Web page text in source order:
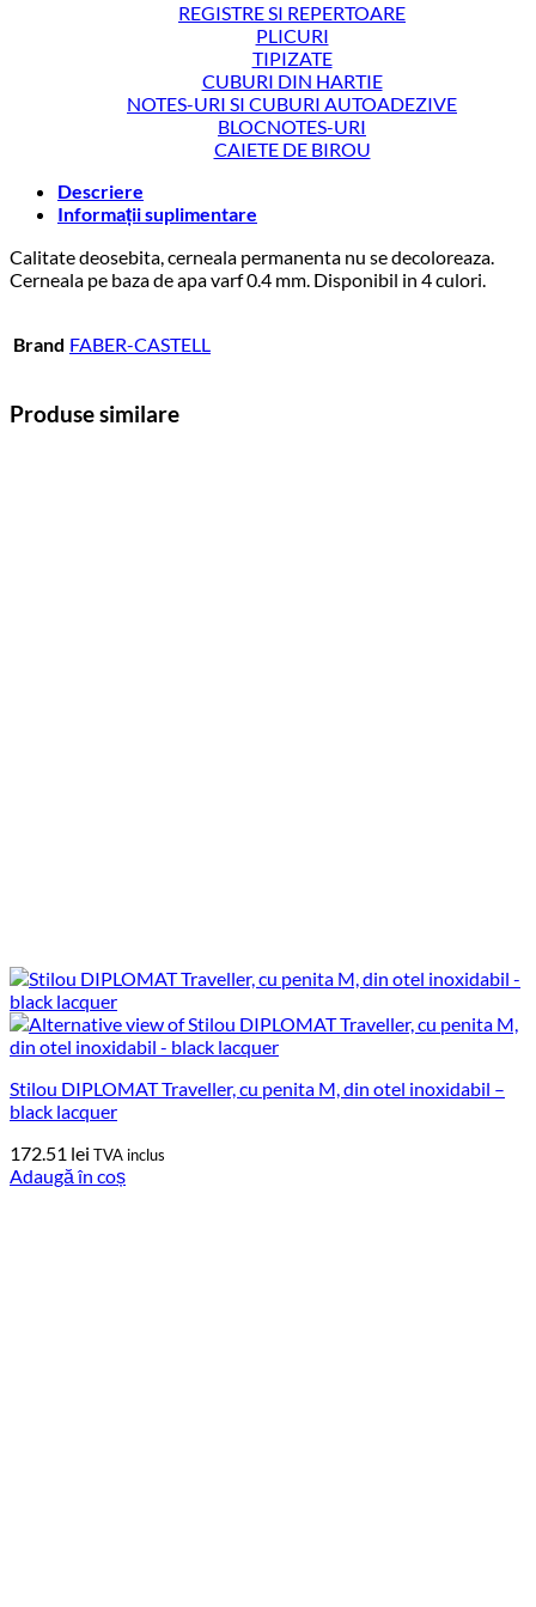
REGISTRE SI REPERTOARE
PLICURI
TIPIZATE
CUBURI DIN HARTIE
NOTES-URI SI CUBURI AUTOADEZIVE
BLOCNOTES-URI
CAIETE DE BIROU
Descriere
Informații suplimentare
Calitate deosebita, cerneala permanenta nu se decoloreaza.
Cerneala pe baza de apa varf 0.4 mm. Disponibil in 4 culori.
Brand FABER-CASTELL
Produse similare
Stilou DIPLOMAT Traveller, cu penita M, din otel inoxidabil –
black lacquer
172.51 lei TVA inclus
Adaugă în coș